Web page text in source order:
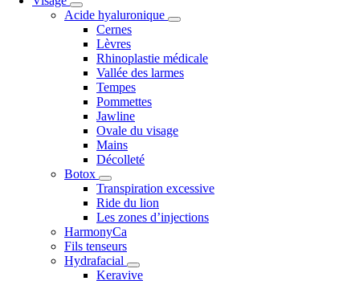
Acide hyaluronique
Cernes
Lèvres
Rhinoplastie médicale
Vallée des larmes
Tempes
Pommettes
Jawline
Ovale du visage
Mains
Décolleté
Botox
Transpiration excessive
Ride du lion
Les zones d’injections
HarmonyCa
Fils tenseurs
Hydrafacial
Keravive